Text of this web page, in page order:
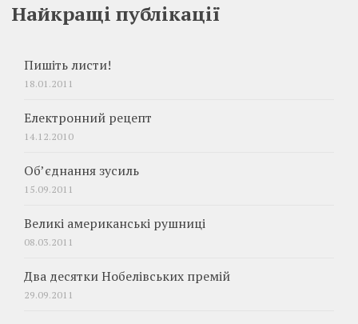
Найкращі публікації
Пишіть листи!
18.01.2011
Електронний рецепт
14.12.2010
Об’єднання зусиль
15.09.2011
Великі американські рушниці
08.03.2011
Два десятки Нобелівських премій
29.09.2011